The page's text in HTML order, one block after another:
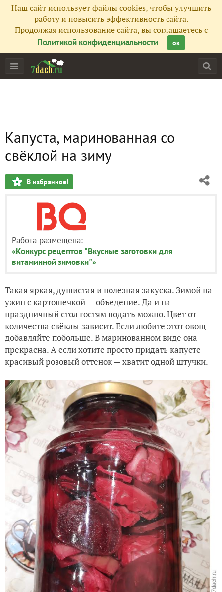
Наш сайт использует файлы cookies, чтобы улучшить
работу и повысить эффективность сайта.
Продолжая использование сайта, вы соглашаетесь с
Политикой конфиденциальности
ок
Капуста, маринованная со
свёклой на зиму
В избранное!
Работа размещена:
«Конкурс рецептов "Вкусные заготовки для
витаминной зимовки"»
Такая яркая, душистая и полезная закуска. Зимой на
ужин с картошечкой — объедение. Да и на
праздничный стол гостям подать можно. Цвет от
количества свёклы зависит. Если любите этот овощ —
добавляйте побольше. В маринованном виде она
прекрасна. А если хотите просто придать капусте
красивый розовый оттенок — хватит одной штучки.